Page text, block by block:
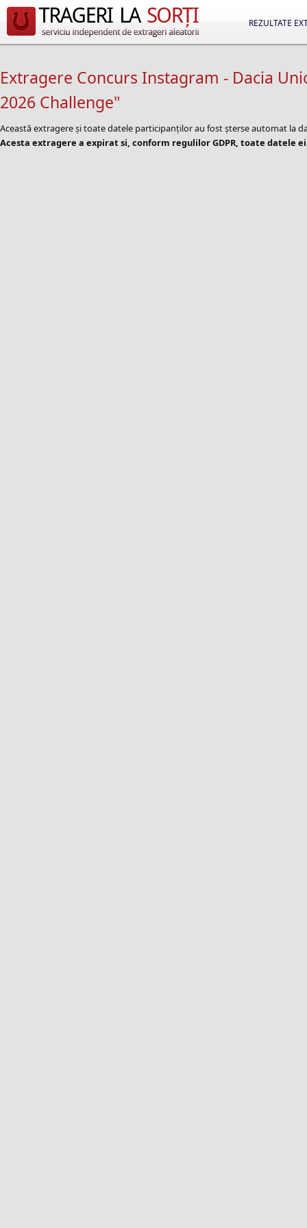
REZULTATE
Extragere Concurs Instagram - Dacia
2026 Challenge"
Această extragere și toate datele participanților au fost șterse automat la
Acesta extragere a expirat si, conform regulilor GDPR, toate datele